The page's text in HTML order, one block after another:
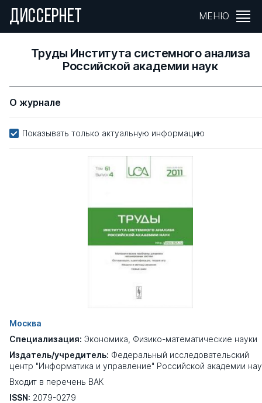
ДИССЕРНЕТ МЕНЮ
Труды Института системного анализа
Российской академии наук
О журнале
Показывать только актуальную информацию
Москва
Специализация: Экономика Физико-математические науки
Издатель/учредитель: Федеральный исследовательский
центр "Информатика и управление" Российской академии
Входит в перечень ВАК
ISSN: 2079-0279